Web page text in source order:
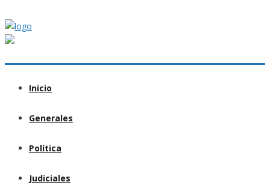
Inicio
Generales
Política
Judiciales